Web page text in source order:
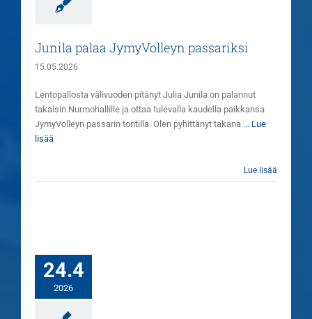
Junila palaa JymyVolleyn passariksi
15.05.2026
Lentopallosta välivuoden pitänyt Julia Junila on palannut
takaisin Nurmohallille ja ottaa tulevalla kaudella paikkansa
JymyVolleyn passarin tontilla. Olen pyhittänyt takana ... Lue
lisää
Lue lisää
24.4
2026